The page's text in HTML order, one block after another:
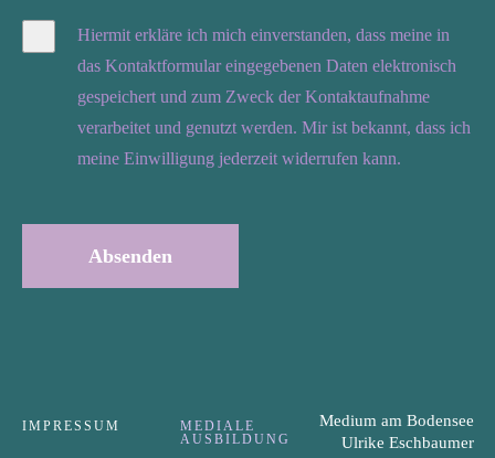
Hiermit erkläre ich mich einverstanden, dass meine in
das Kontaktformular eingegebenen Daten elektronisch
gespeichert und zum Zweck der Kontaktaufnahme
verarbeitet und genutzt werden. Mir ist bekannt, dass ich
meine Einwilligung jederzeit widerrufen kann.
Absenden
IMPRESSUM
MEDIALE
AUSBILDUNG
Medium am Bodensee
Ulrike Eschbaumer